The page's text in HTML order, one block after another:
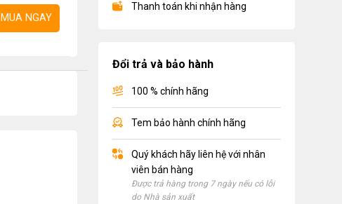
MUA NGAY
Thanh toán khi nhận hàng
Đổi trả và bảo hành
100 % chính hãng
Tem bảo hành chính hãng
Quý khách hãy liên hệ với nhân
viên bán hàng
Được trả hàng trong 7 ngày nếu có lỗi
do Nhà sản xuất